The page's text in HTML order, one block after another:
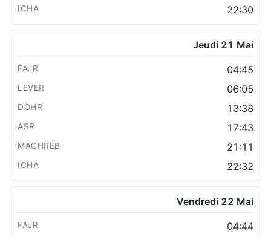
22:30
Jeudi 21 Mai
04:45
06:05
13:38
17:43
21:11
22:32
Vendredi 22 Mai
04:44